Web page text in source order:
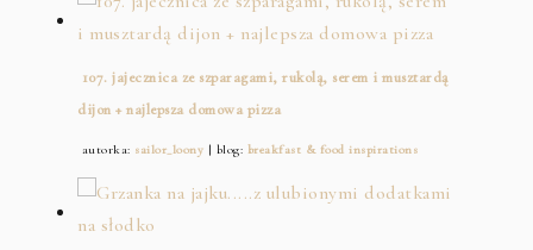
107. jajecznica ze szparagami, rukolą, serem i musztardą
dijon + najlepsza domowa pizza
autorka: sailor_loony | blog: breakfast & food inspirations